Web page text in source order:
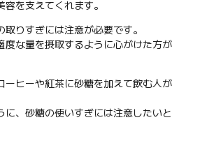
を支えてくれます。
りすぎには注意が必要です。
度な量を摂取するように心がけた方が
ーヒーや紅茶に砂糖を加えて飲む人が
に、砂糖の使いすぎには注意したいと